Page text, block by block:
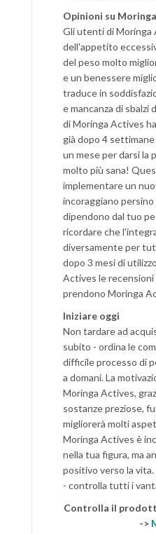
Opinioni su
Gli utenti di Moringa
dell'appetito
del peso molto
e un benessere
traduce in
e mancanza di sbalzi
di Moringa Actives
già dopo 4
un mese per darsi la
molto più sana!
implementare un
incoraggiano
dipendono dal tuo
ricordare che
diversamente per
dopo 3 mesi di
Actives le recensioni
prendono Moringa
Iniziare oggi
Non tardare ad
subito - ordina le
difficile processo di
a domani. La
Moringa Actives,
sostanze preziose,
migliorerà molti
Moringa Actives è
nella tua figura, ma
positivo verso la
- controlla tutti i
Controlla il
->